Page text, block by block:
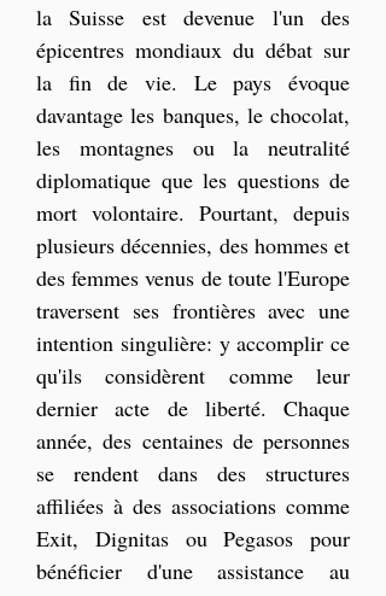
la Suisse est devenue l'un des
épicentres mondiaux du débat sur
la fin de vie. Le pays évoque
davantage les banques, le chocolat,
les montagnes ou la neutralité
diplomatique que les questions de
mort volontaire. Pourtant, depuis
plusieurs décennies, des hommes et
des femmes venus de toute l'Europe
traversent ses frontières avec une
intention singulière: y accomplir ce
qu'ils considèrent comme leur
dernier acte de liberté. Chaque
année, des centaines de personnes
se rendent dans des structures
affiliées à des associations comme
Exit, Dignitas ou Pegasos pour
bénéficier d'une assistance au